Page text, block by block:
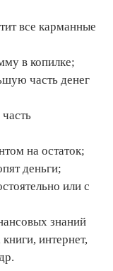
все карманные
в копилке;
часть денег
на остаток;
деньги;
или с
знаний
интернет,